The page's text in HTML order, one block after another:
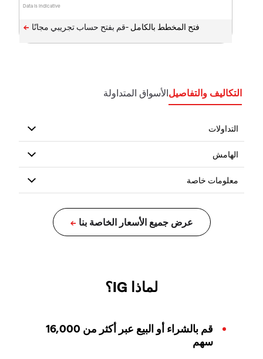
Data is indicative
فتح المخطط بالكامل -
التكاليف والتفاصيلالأسواق المتداولة
لماذا IG؟
قم بالشراء أو البيع عبر أكثر من 16,000
سهم